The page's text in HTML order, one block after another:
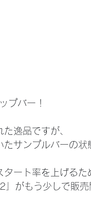
プバー！
逸品ですが、
サンプルバーの状
ート率を上げるた
がもう少しで販売